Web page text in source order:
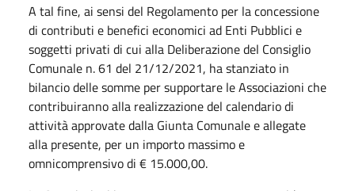
A tal fine, ai sensi del Regolamento per la concessione
di contributi e benefici economici ad Enti Pubblici e
soggetti privati di cui alla Deliberazione del Consiglio
Comunale n. 61 del 21/12/2021, ha stanziato in
bilancio delle somme per supportare le Associazioni che
contribuiranno alla realizzazione del calendario di
attività approvate dalla Giunta Comunale e allegate
alla presente, per un importo massimo e
omnicomprensivo di € 15.000,00.